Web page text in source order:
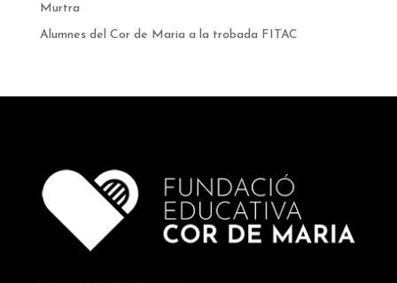
Murtra
Alumnes del Cor de Maria a la trobada FITAC